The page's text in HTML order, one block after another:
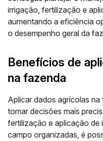
irrigação, fertilização e
aumentando a eficiência
o desempenho geral da
Benefícios de
na fazenda
Aplicar dados agrícolas
tomar decisões mais
fertilização e aplicação de
campo organizadas, é